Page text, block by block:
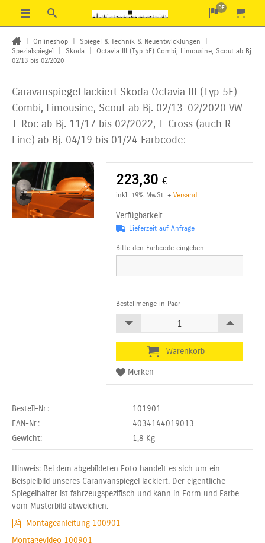
DE
Onlineshop Spiegel & Technik & Neuentwicklungen
Spezialspiegel
Skoda
Octavia III (Typ 5E) Combi, Limousine, Scout ab Bj.
02/13 bis 02/2020
Caravanspiegel lackiert Skoda Octavia III (Typ 5E)
Combi, Limousine, Scout ab Bj. 02/13-02/2020 VW
T-Roc ab Bj. 11/17 bis 02/2022, T-Cross (auch R-
Line) ab Bj. 04/19 bis 01/24 Farbcode:
Bestell-Nr.:
101901
EAN-Nr.:
4034144019013
Gewicht:
1,8 Kg
Hinweis: Bei dem abgebildeten Foto handelt es sich um ein
Beispielbild unseres Caranvanspiegel lackiert. Der eigentliche
Spiegelhalter ist fahrzeugspezifisch und kann in Form und Farbe
vom Musterbild abweichen.
Montageanleitung 100901
Montagevideo 100901
223,30 €
inkl. 19% MwSt. +Versand
Verfügbarkeit
Lieferzeit auf Anfrage
Bestellmenge in Paar
Bitte den Farbcode eingeben